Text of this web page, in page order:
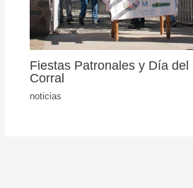
Fiestas Patronales y Día del
Corral
noticias